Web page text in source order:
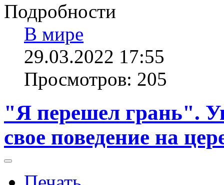
Подробности
В мире
29.03.2022 17:55
Просмотров: 205
"Я перешел грань".
свое поведение на